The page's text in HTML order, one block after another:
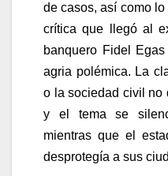
de casos, así como lo
crítica que llegó al
banquero Fidel
agria polémica. La
o la sociedad civil no
y el tema se
mientras que el
desprotegía a sus